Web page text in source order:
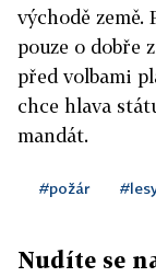
východě
pouze o dobře
před volbami
chce hlava
mandát.
#požár
Nudíte se